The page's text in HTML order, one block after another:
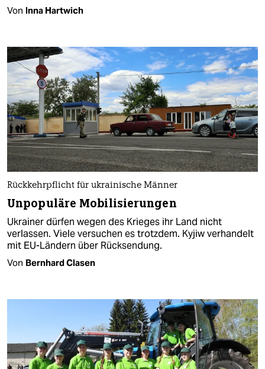
Von Inna Hartwich
Rückkehrpflicht für ukrainische Männer
Unpopuläre Mobilisierungen
Ukrainer dürfen wegen des Krieges ihr Land nicht
verlassen. Viele versuchen es trotzdem. Kyjiw verhandelt
mit EU-Ländern über Rücksendung.
Von Bernhard Clasen